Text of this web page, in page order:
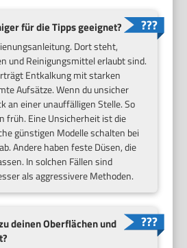
für die Tipps geeignet?
Dort steht,
und Reinigungsmittel erlaubt sind.
Entkalkung mit starken
Aufsätze. Wenn du unsicher
an einer unauffälligen Stelle. So
früh. Eine Unsicherheit ist die
günstigen Modelle schalten bei
Andere haben feste Düsen, die
In solchen Fällen sind
als aggressivere Methoden.
deinen Oberflächen und